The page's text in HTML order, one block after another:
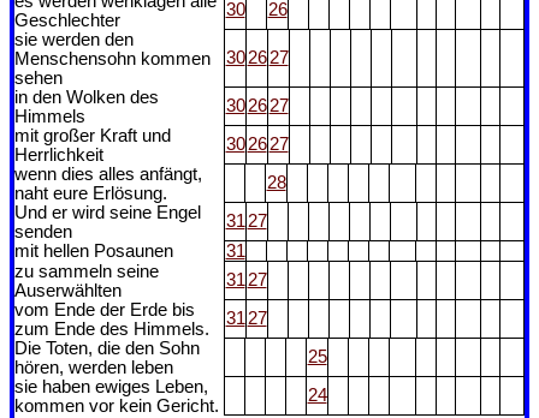
Geschlechter
30
26
sie werden den
Menschensohn kommen
sehen
302627
in den Wolken des
Himmels
302627
mit großer Kraft und
Herrlichkeit
302627
wenn dies alles anfängt,
naht eure Erlösung.
28
Und er wird seine Engel
senden
3127
mit hellen Posaunen
31
zu sammeln seine
Auserwählten
3127
vom Ende der Erde bis
zum Ende des Himmels.
3127
Die Toten, die den Sohn
hören, werden leben
25
sie haben ewiges Leben,
kommen vor kein Gericht.
24